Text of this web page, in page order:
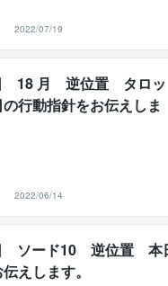
2022/07/19
18 月 逆位置 タロッ
の行動指針をお伝えしま
2022/06/14
ソード10 逆位置 本
えします。